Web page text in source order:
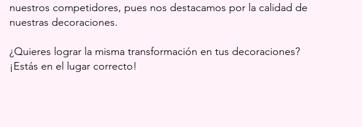
nuestros competidores, pues nos destacamos por la calidad de
nuestras decoraciones.
¿Quieres lograr la misma transformación en tus decoraciones?
¡Estás en el lugar correcto!